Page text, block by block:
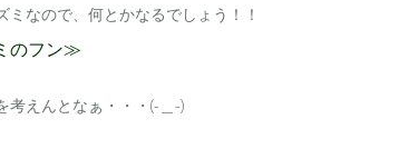
ミなので、何とかなるでしょう！！
のフン≫
考えんとなぁ・・・(-＿-)